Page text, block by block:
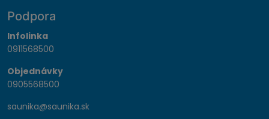
Podpora
Infolinka
0911568500
Objednávky
0905568500
saunika@saunika.sk